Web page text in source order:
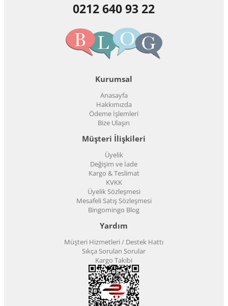
0212 640 93 22
Kurumsal
Anasayfa
Hakkımızda
Ödeme İşlemleri
Bize Ulaşın
Müşteri İlişkileri
Üyelik
Değişim ve İade
Kargo & Teslimat
KVKK
Üyelik Sözleşmesi
Mesafeli Satış Sözleşmesi
Bingomingo Blog
Yardım
Müşteri Hizmetleri / Destek Hattı
Sıkça Sorulan Sorular
Kargo Takibi